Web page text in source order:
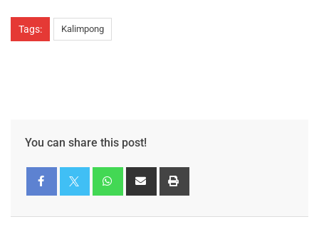
Tags: Kalimpong
You can share this post!